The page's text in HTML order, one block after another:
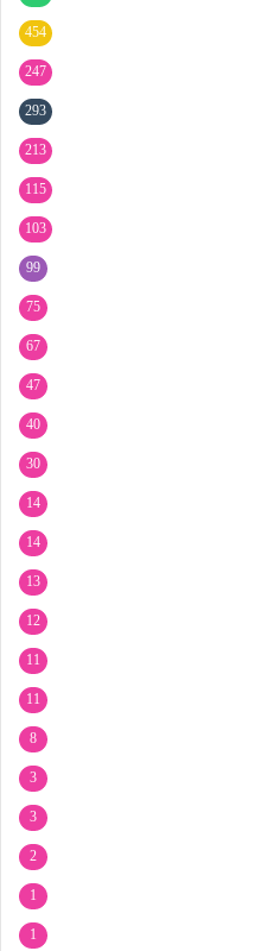
454
247
293
213
115
103
99
75
67
47
40
30
14
14
13
12
11
11
8
3
3
2
1
1